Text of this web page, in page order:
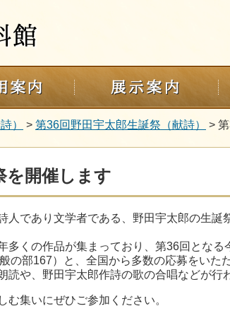
） > 第36回野田宇太郎生誕祭（献詩） >
を開催します
人であり文学者である、野田宇太郎の生誕
多くの作品が集まっており、第36回となる
の部167）と、全国から多数の応募をいた
や、野田宇太郎作詩の歌の合唱などが行
集いにぜひご参加ください。